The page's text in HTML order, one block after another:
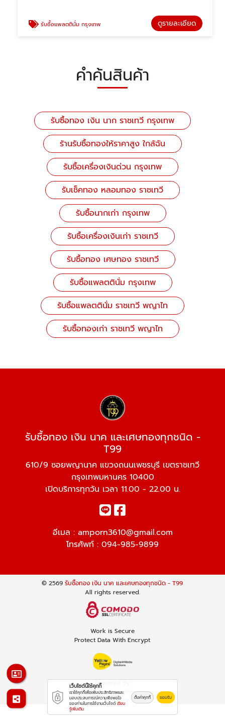
รับซื้อแพลตตินั่ม กรุงเทพ ดูรายละเอียด
คำค้นสินค้า
รับซื้อทอง เงิน นาก ราชเทวี กรุงเทพ
ร้านรับซื้อทองให้ราคาสูง ใกล้ฉัน
รับซื้อเครื่องเงินด่วน กรุงเทพ
รับเช็คทอง หลอมทอง ราชเทวี
รับซื้อนากเก่า กรุงเทพ
รับซื้อเครื่องเงินเก่า ราชเทวี
รับซื้อทอง เศษทอง ราชเทวี
รับซื้อแพลตตินั่ม กรุงเทพ
รับซื้อแพลตตินั่ม ราชเทวี พญาไท
รับซื้อทองเก่า ราชเทวี พญาไท
รับซื้อทอง เงิน นาค และเศษทองทุกชนิด -
T99
610/9 ซอยพญานาค แขวงถนนเพชรบุรี เขตราชเทวี
กรุงเทพมหานคร 10400
เปิดบริการทุกวัน เวลา 11.00 - 22.00 น.
อีเมล : amporn3610@gmail.com
โทรศัพท์ : 094-985-9899
© 2569รับซื้อทอง เงิน นาค และเศษทองทุกชนิด - T99
All rights reserved.
Work is Secure
Protect Data With Encrypt
Powered By
Thailand YellowPages
เว็บไซต์นี้ใช้คุกกี้
เราใช้คุกกี้เพื่อเพิ่มประสิทธิภาพและ
มอบประสบการณ์ความพึงพอใจ
ของท่านในการใช้งานเว็บไซต์ เรียน
รู้เพิ่มเติม
ตั้งค่าคุกกี้ ยอมรับ